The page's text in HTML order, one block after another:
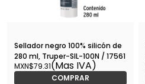
Sellador negro 100% silicón de
280 ml, Truper-SIL-100N / 17561
MXN$79.31(Mas IVA)
COMPRAR